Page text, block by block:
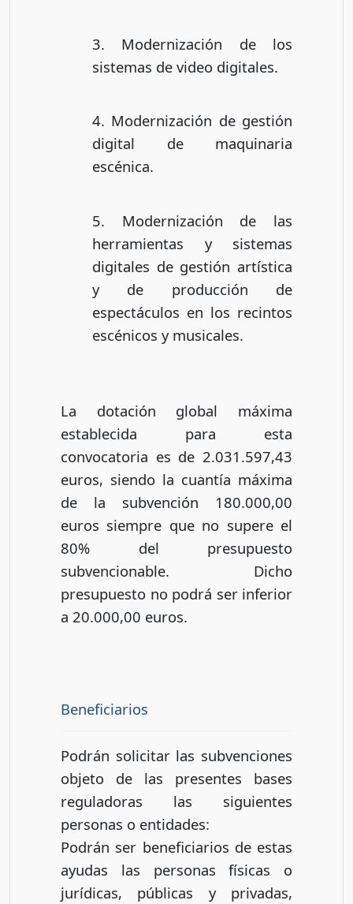
3. Modernización de los
sistemas de video digitales.
4. Modernización de gestión
digital de maquinaria
escénica.
5. Modernización de las
herramientas y sistemas
digitales de gestión artística
y de producción de
espectáculos en los recintos
escénicos y musicales.
La dotación global máxima
establecida para esta
convocatoria es de 2.031.597,43
euros, siendo la cuantía máxima
de la subvención 180.000,00
euros siempre que no supere el
80% del presupuesto
subvencionable. Dicho
presupuesto no podrá ser inferior
a 20.000,00 euros.
Beneficiarios
Podrán solicitar las subvenciones
objeto de las presentes bases
reguladoras las siguientes
personas o entidades:
Podrán ser beneficiarios de estas
ayudas las personas físicas o
jurídicas, públicas y privadas,